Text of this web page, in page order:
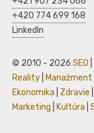
+420 774 699 168
LinkedIn
© 2010 - 2026 SEO
Reality
Manažment
Ekonomika
Zdravie
Marketing
Kultúra